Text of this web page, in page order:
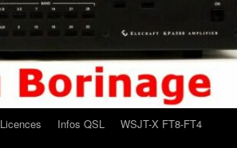
Licences Infos QSL
WSJT-X FT8-FT4